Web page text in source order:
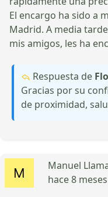
El encargo ha sido a
Madrid. A media
mis amigos, les ha
Respuesta de
Gracias por su
de proximidad,
Manuel
hace 8